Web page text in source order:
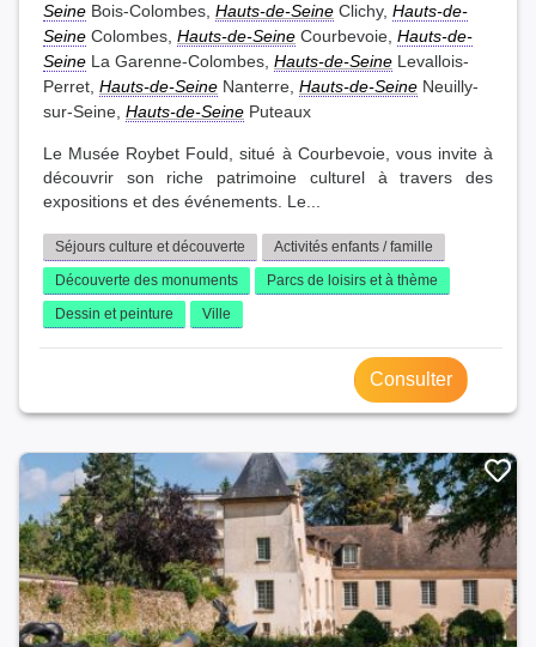
Seine Bois-Colombes, Hauts-de-Seine Clichy, Hauts-de-
Seine Colombes, Hauts-de-Seine Courbevoie, Hauts-de-
Seine La Garenne-Colombes, Hauts-de-Seine Levallois-
Perret, Hauts-de-Seine Nanterre, Hauts-de-Seine Neuilly-
sur-Seine, Hauts-de-Seine Puteaux
Le Musée Roybet Fould, situé à Courbevoie, vous invite à
découvrir son riche patrimoine culturel à travers des
expositions et des événements. Le...
Séjours culture et découverte
Activités enfants / famille
Découverte des monuments
Parcs de loisirs et à thème
Dessin et peinture
Ville
Consulter